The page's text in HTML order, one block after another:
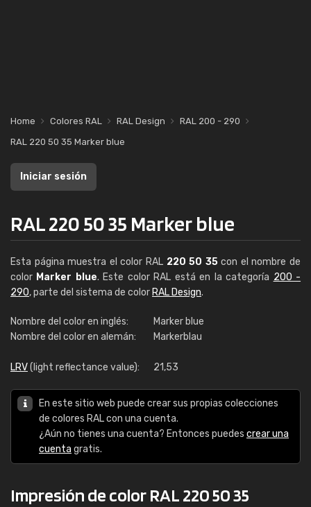
Home Colores RAL RAL Design
RAL 200 - 290
RAL 220 50 35 Marker blue
Iniciar sesión
RAL 220 50 35 Marker blue
Esta página muestra el color RAL 220 50 35con el nombre de
color Marker blue. Este color RAL está en la categoría 200 -
290, parte del sistema de color RAL Design.
Nombre del color en inglés:
Marker blue
Nombre del color en alemán:
Markerblau
LRV(light reflectance value): 21,53
En este sitio web puede crear sus propias colecciones
de colores RAL con una cuenta.
¿Aún no tienes una cuenta? Entonces puedes crear una
cuenta gratis.
Impresión de color RAL 220 50 35